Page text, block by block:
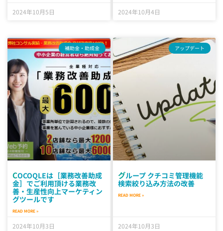
2024年10月5日 2024年10月4日
補助金・助成金
COCOQLEは［業務改善助成
金］でご利用頂ける業務改
善・生産性向上マーケティン
グツールです
READ MORE »
2024年10月3日
アップデート
グループ クチコミ管理機能
検索絞り込み方法の改善
READ MORE »
2024年10月3日